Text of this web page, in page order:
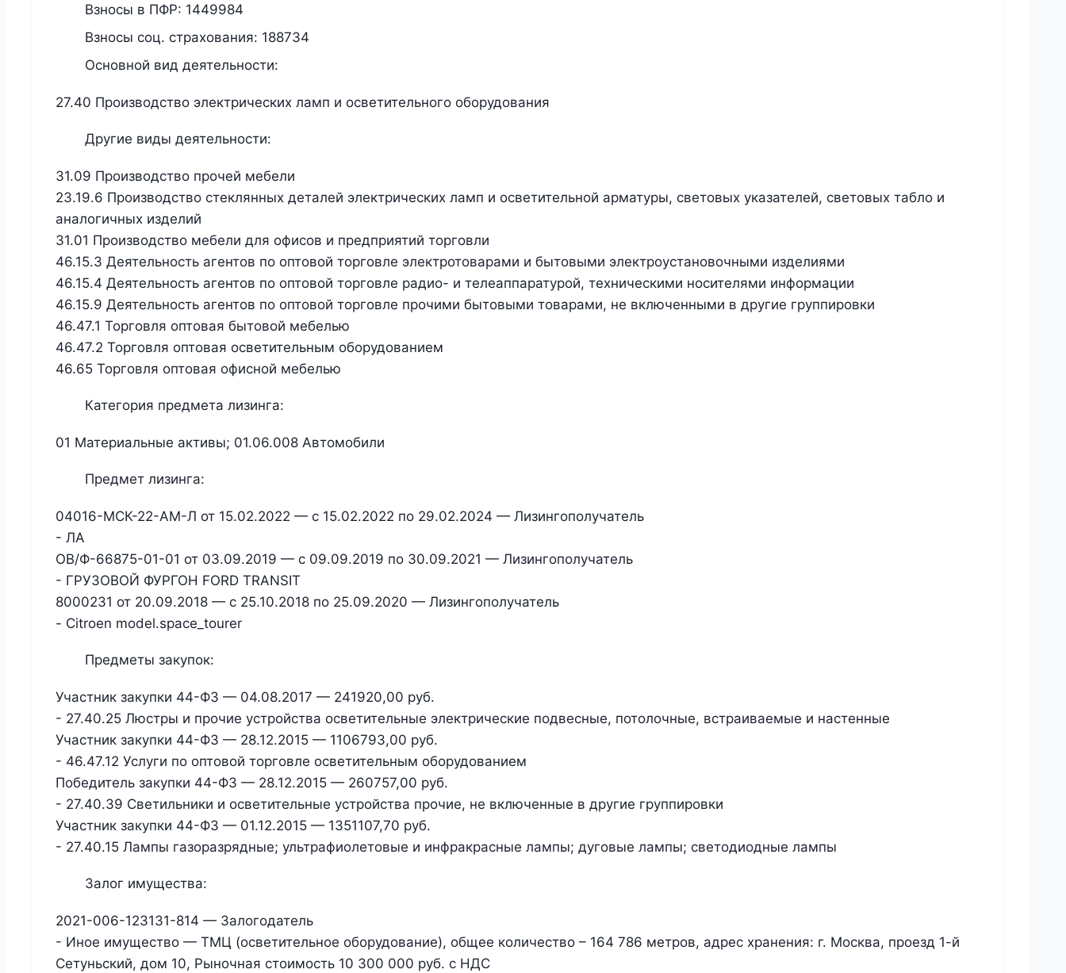
Взносы в ПФР: 1449984
Взносы соц. страхования: 188734
Основной вид деятельности:
27.40 Производство электрических ламп и осветительного оборудования
Другие виды деятельности:
31.09 Производство прочей мебели
23.19.6 Производство стеклянных деталей электрических ламп и осветительной арматуры, световых указателей, световых табло и
аналогичных изделий
31.01 Производство мебели для офисов и предприятий торговли
46.15.3 Деятельность агентов по оптовой торговле электротоварами и бытовыми электроустановочными изделиями
46.15.4 Деятельность агентов по оптовой торговле радио- и телеаппаратурой, техническими носителями информации
46.15.9 Деятельность агентов по оптовой торговле прочими бытовыми товарами, не включенными в другие группировки
46.47.1 Торговля оптовая бытовой мебелью
46.47.2 Торговля оптовая осветительным оборудованием
46.65 Торговля оптовая офисной мебелью
Категория предмета лизинга:
01 Материальные активы; 01.06.008 Автомобили
Предмет лизинга:
04016-МСК-22-АМ-Л от 15.02.2022 — с 15.02.2022 по 29.02.2024 — Лизингополучатель
- ЛА
ОВ/Ф-66875-01-01 от 03.09.2019 — с 09.09.2019 по 30.09.2021 — Лизингополучатель
- ГРУЗОВОЙ ФУРГОН FORD TRANSIT
8000231 от 20.09.2018 — с 25.10.2018 по 25.09.2020 — Лизингополучатель
- Citroen model.space_tourer
Предметы закупок:
Участник закупки 44-ФЗ — 04.08.2017 — 241920,00 руб.
- 27.40.25 Люстры и прочие устройства осветительные электрические подвесные, потолочные, встраиваемые и настенные
Участник закупки 44-ФЗ — 28.12.2015 — 1106793,00 руб.
- 46.47.12 Услуги по оптовой торговле осветительным оборудованием
Победитель закупки 44-ФЗ — 28.12.2015 — 260757,00 руб.
- 27.40.39 Светильники и осветительные устройства прочие, не включенные в другие группировки
Участник закупки 44-ФЗ — 01.12.2015 — 1351107,70 руб.
- 27.40.15 Лампы газоразрядные; ультрафиолетовые и инфракрасные лампы; дуговые лампы; светодиодные лампы
Залог имущества:
2021-006-123131-814 — Залогодатель
- Иное имущество — ТМЦ (осветительное оборудование), общее количество – 164 786 метров, адрес хранения: г. Москва, проезд 1-й
Сетуньский, дом 10, Рыночная стоимость 10 300 000 руб. с НДС